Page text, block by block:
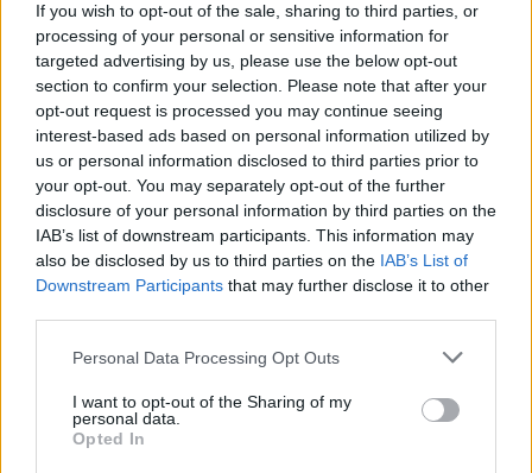
If you wish to opt-out of the sale, sharing to third parties, or
processing of your personal or sensitive information for
targeted advertising by us, please use the below opt-out
section to confirm your selection. Please note that after your
opt-out request is processed you may continue seeing
interest-based ads based on personal information utilized by
us or personal information disclosed to third parties prior to
your opt-out. You may separately opt-out of the further
disclosure of your personal information by third parties on the
IAB’s list of downstream participants. This information may
also be disclosed by us to third parties on the IAB’s List of
Downstream Participants that may further disclose it to other
Personal Data Processing Opt Outs
I want to opt-out of the Sharing of my
personal data.
Opted In
„Mediaskopas“: žiniasklaidoje
mažėja I. Ruginienės
paminėjimų, auga – R.
Žemaitaičio
„Kai kažkas važiavo čia, prie Seimo, budėti, G.
Nausėda stojo į Komunistų partiją. Kažkas
rinkosi būti čia, Seime, prie barikadų, o